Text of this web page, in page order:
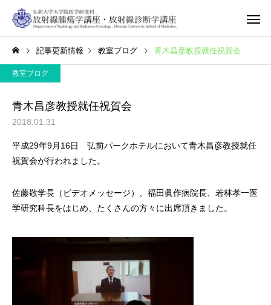
記事更新情報 教室ブログ 青木昌彦教授就任祝賀会
教室ブログ
青木昌彦教授就任祝賀会
2018.01.31
平成29年9月16日 弘前パークホテルにおいて青木昌彦教授就任
祝賀会が行われました。
佐藤敬学長（ビデオメッセージ）、福田眞作病院長、若林孝一医
学研究科長をはじめ、たくさんの方々に出席頂きました。